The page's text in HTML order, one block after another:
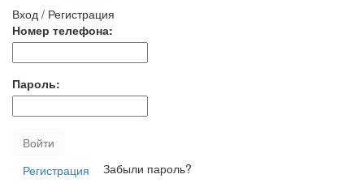
Вход / Регистрация
Номер телефона:
Пароль:
Войти
Регистрация
Забыли пароль?